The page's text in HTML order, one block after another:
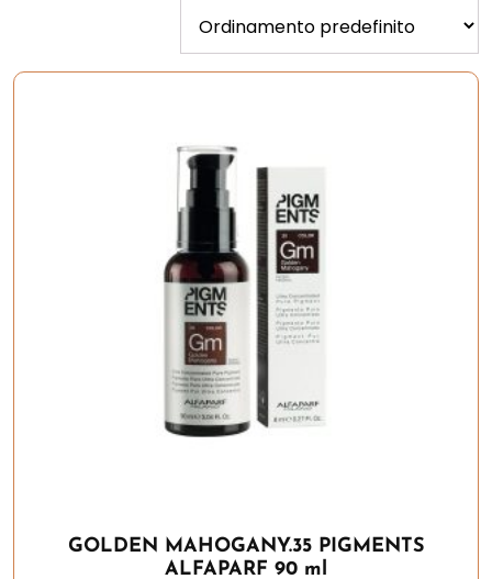
GOLDEN MAHOGANY.35 PIGMENTS
ALFAPARF 90 ml